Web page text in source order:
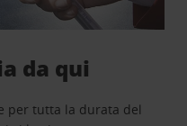
da qui
per tutta la durata del